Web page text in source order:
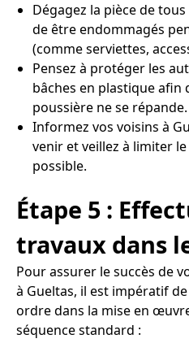
Dégagez la pièce de
de être endommagés
(comme serviettes,
Pensez à protéger les
bâches en plastique afin
poussière ne se répande.
Informez vos voisins à
venir et veillez à limiter
possible.
Étape 5 :
travaux dans
Pour assurer le succès de
à Gueltas, il est impératif
ordre dans la mise en
séquence standard :